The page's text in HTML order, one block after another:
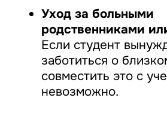
Уход за больными
родственниками
Если студент
заботиться о
совместить это с
невозможно.